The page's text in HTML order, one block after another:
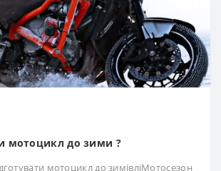
мотоцикл до зими ?
мотоцикл до зимівліМотосезон